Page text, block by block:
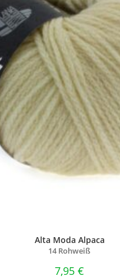
Alta Moda Alpaca
14 Rohweiß
7,95 €